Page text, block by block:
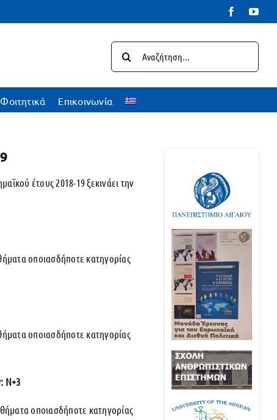
Facebook
για:
Φοιτητικά Επικοινωνία
έτους 2018-19 ξεκινάει την
οποιασδήποτε κατηγορίας
οποιασδήποτε κατηγορίας
Ν+3
οποιασδήποτε κατηγορίας